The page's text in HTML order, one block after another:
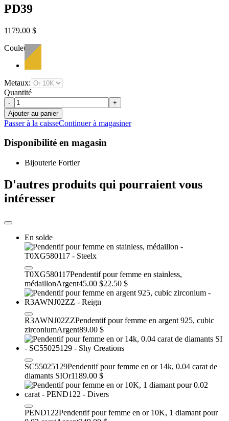
PD39
1179.00 $
Couleur:
Metaux:
Quantité
-
+
Ajouter au panier
Passer à la caisseContinuer à magasiner
Disponibilité en magasin
Bijouterie Fortier
D'autres produits qui pourraient vous
intéresser
En solde
T0XG580117Pendentif pour femme en stainless,
médaillonArgent45.00 $22.50 $
R3AWNJ02ZZPendentif pour femme en argent 925, cubic
zirconiumArgent89.00 $
SC55025129Pendentif pour femme en or 14k, 0.04 carat de
diamants SIOr1189.00 $
PEND122Pendentif pour femme en or 10K, 1 diamant pour